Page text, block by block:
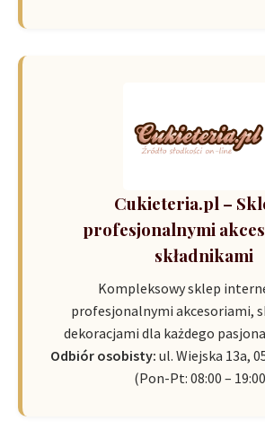
Cukieteria.pl –
profesjonalnymi
składnikami
Kompleksowy sklep
profesjonalnymi akcesoriami,
dekoracjami dla każdego
Odbiór osobisty: ul. Wiejska 13a,
(Pon-Pt: 08:00 –